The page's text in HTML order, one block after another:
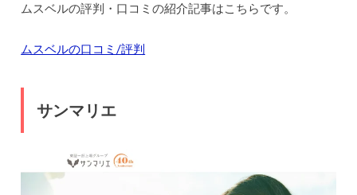
ムスベルの評判・口コミの紹介記事はこちらです。
ムスベルの口コミ/評判
サンマリエ